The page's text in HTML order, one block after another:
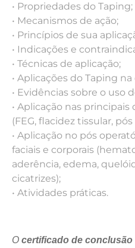
• Propriedades do Taping;
• Mecanismos de ação;
• Princípios de sua
• Indicações e
• Técnicas de aplicação;
• Aplicações do Taping
• Evidências sobre o uso
• Aplicação nas
(FEG, flacidez tissular,
• Aplicação no pós
faciais e corporais
aderência, edema,
cicatrizes);
• Atividades práticas.
O certificado de conclusão